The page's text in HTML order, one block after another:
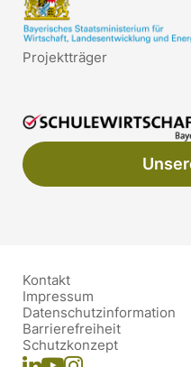
Projektträger
Kontakt
Impressum
Datenschutzinformation
Barrierefreiheit
Schutzkonzept